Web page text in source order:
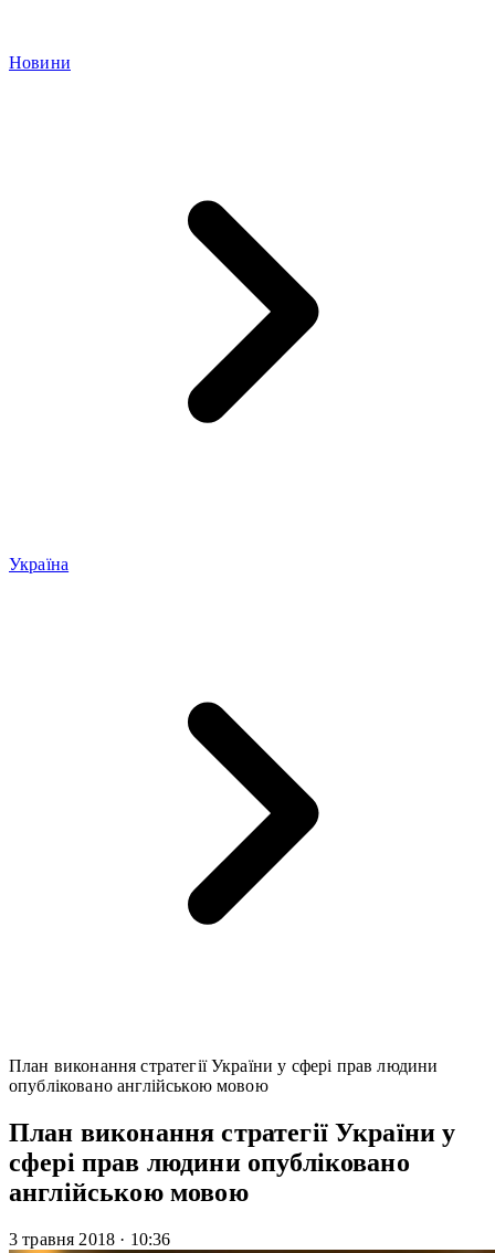
Новини
Україна
План виконання стратегії України у сфері прав людини
опубліковано англійською мовою
План виконання стратегії України у
сфері прав людини опубліковано
англійською мовою
3 травня 2018 · 10:36